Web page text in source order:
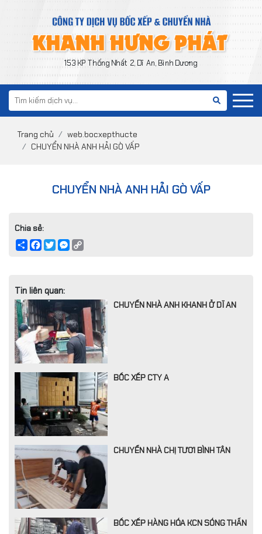
153 KP Thống Nhất 2, Dĩ An, Bình Dương
Trang chủ
web.bocxepthucte
CHUYỂN NHÀ ANH HẢI GÒ VẤP
CHUYỂN NHÀ ANH HẢI GÒ VẤP
Chia sẻ:
ShareFacebook
TwitterMessenger
Tin liên quan:
CHUYỂN NHÀ ANH KHANH Ở DĨ AN
BỐC XẾP CTY A
CHUYỂN NHÀ CHỊ TƯƠI BÌNH TÂN
BỐC XẾP HÀNG HÓA KCN SÓNG THẦN